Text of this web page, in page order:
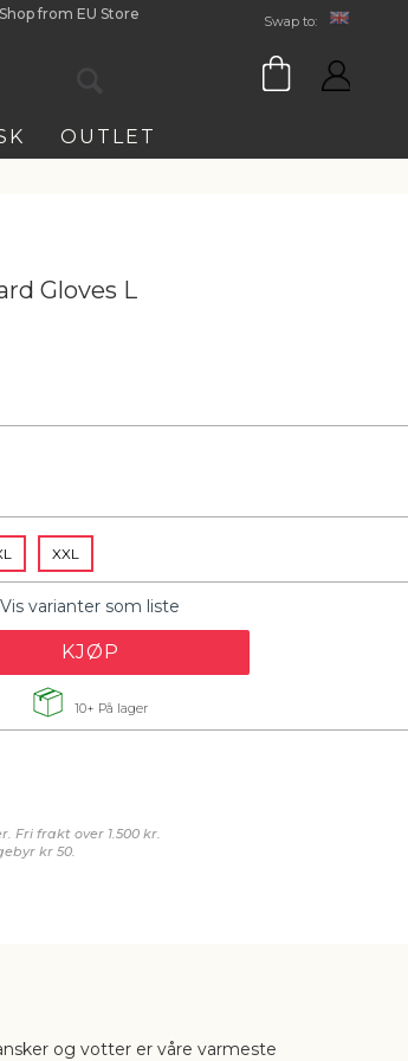
Shop from EU Store
OUTLET
Gloves L
XXL
Vis varianter som liste
KJØP
10+ På lager
Fri frakt over 1.500 kr.
kr 50.
og votter er våre varmeste